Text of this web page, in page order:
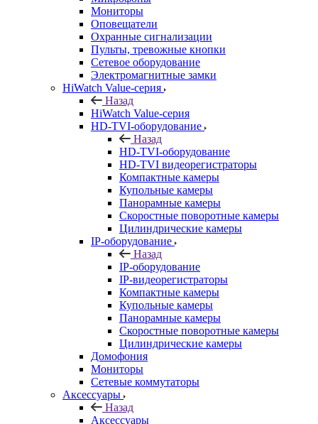
Мониторы
Оповещатели
Охранные сигнализации
Пульты, тревожные кнопки
Сетевое оборудование
Электромагнитные замки
HiWatch Value-серия
Назад
HiWatch Value-серия
HD-TVI-оборудование
Назад
HD-TVI-оборудование
HD-TVI видеорегистраторы
Компактные камеры
Купольные камеры
Панорамные камеры
Скоростные поворотные камеры
Цилиндрические камеры
IP-оборудование
Назад
IP-оборудование
IP-видеорегистраторы
Компактные камеры
Купольные камеры
Панорамные камеры
Скоростные поворотные камеры
Цилиндрические камеры
Домофония
Мониторы
Сетевые коммутаторы
Аксессуары
Назад
Аксессуары